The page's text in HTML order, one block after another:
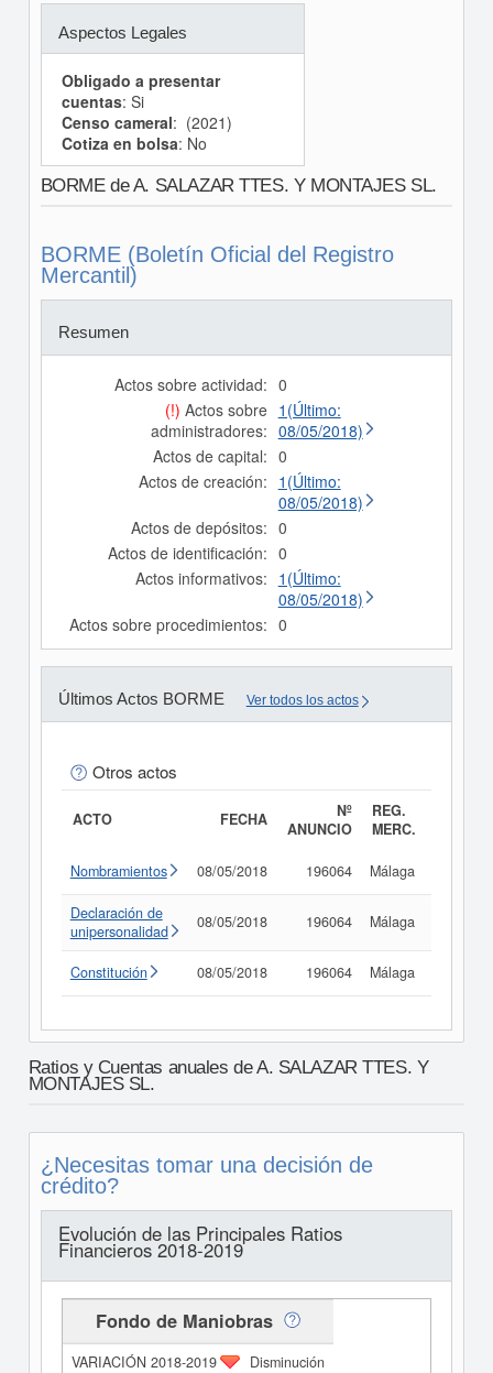
Aspectos Legales
Obligado a presentar
cuentas: Si
Censo cameral: (2021)
Cotiza en bolsa: No
BORME de A. SALAZAR TTES. Y MONTAJES SL.
BORME (Boletín Oficial del Registro
Mercantil)
Resumen
Actos sobre actividad: 0
(!) Actos sobre
administradores:
1(Último:
08/05/2018)
Actos de capital: 0
Actos de creación: 1(Último:
08/05/2018)
Actos de depósitos: 0
Actos de identificación: 0
Actos informativos: 1(Último:
08/05/2018)
Actos sobre procedimientos: 0
Últimos Actos BORME Ver todos los actos
Otros actos
ACTO FECHA
Nº
ANUNCIO
REG.
MERC.
Nombramientos 08/05/2018 196064 Málaga
Declaración de
unipersonalidad
08/05/2018 196064 Málaga
Constitución 08/05/2018 196064 Málaga
Ratios y Cuentas anuales de A. SALAZAR TTES. Y
MONTAJES SL.
¿Necesitas tomar una decisión de
crédito?
Evolución de las Principales Ratios
Financieros 2018-2019
Fondo de Maniobras
Disminución